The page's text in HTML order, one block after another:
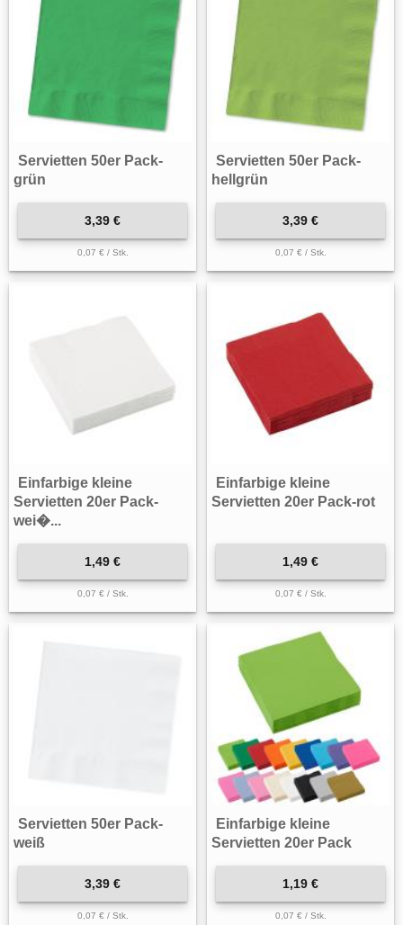
Servietten 50er Pack-
grün
3,39 €
0,07 € / Stk.
Servietten 50er Pack-
hellgrün
3,39 €
0,07 € / Stk.
Einfarbige kleine
Servietten 20er Pack-
wei�...
1,49 €
0,07 € / Stk.
Einfarbige kleine
Servietten 20er Pack-rot
1,49 €
0,07 € / Stk.
Servietten 50er Pack-
weiß
3,39 €
0,07 € / Stk.
Einfarbige kleine
Servietten 20er Pack
1,19 €
0,07 € / Stk.